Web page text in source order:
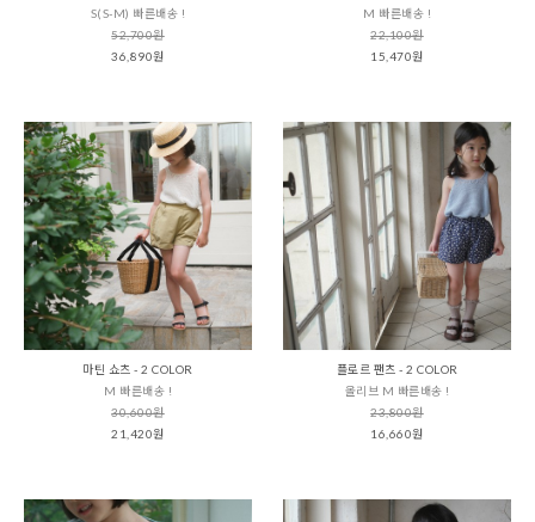
S(S-M) 빠른배송 !
52,700원
36,890원
M 빠른배송 !
22,100원
15,470원
마틴 쇼츠 - 2 COLOR
M 빠른배송 !
30,600원
21,420원
플로르 팬츠 - 2 COLOR
올리브 M 빠른배송 !
23,800원
16,660원